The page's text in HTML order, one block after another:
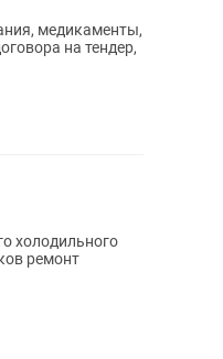
медикаменты,
на тендер,
холодильного